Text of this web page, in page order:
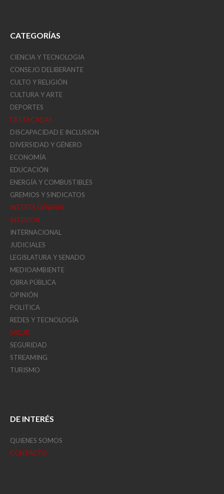
CATEGORÍAS
CIENCIA Y TECNOLOGIA
CONSEJO DELIBERANTE
CULTO Y RELIGIÓN
CULTURA Y ARTE
DEPORTES
DESTACADAS
DISCAPACIDAD E INCLUSION
DIVERSIDAD Y GÉNERO
ECONOMÍA
EDUCACIÓN
ENERGÍA Y COMBUSTIBLES
GREMIOS Y SINDICATOS
INTERÉS GENERAL
INTERIOR
INTERNACIONAL
JUDICIALES
LEGISLATURA Y SENADO
MEDIOAMBIENTE
OBRA PÚBLICA
OPINIÓN
POLITICA
REDES Y TECNOLOGÍA
SALUD
SEGURIDAD
STREAMING
TURISMO
DE INTERÉS
QUIENES SOMOS
CONTACTO